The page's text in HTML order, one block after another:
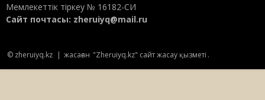
Саяси қуғын-сүргін жағдайы «Сырласу
бұрышында» сөз болды
Мемлекеттік тіркеу № 16182-СИ
Сайт почтасы: zheruiyq@mail.ru
© zheruiyq.kz | жасаған "Zheruiyq.kz" сайт жасау қызметі .